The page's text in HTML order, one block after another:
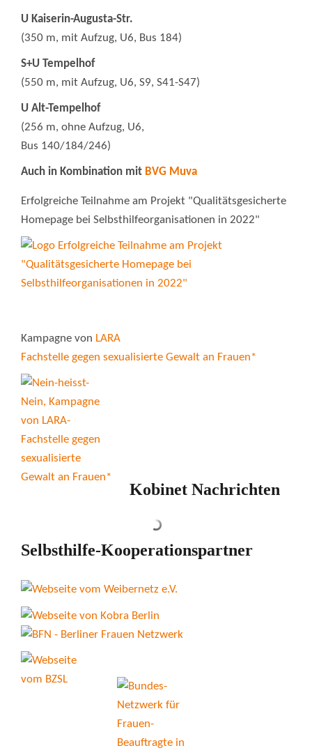
U Kaiserin-Augusta-Str.
(350 m, mit Aufzug, U6, Bus 184)
S+U Tempelhof
(550 m, mit Aufzug, U6, S9, S41-S47)
U Alt-Tempelhof
(256 m, ohne Aufzug, U6,
Bus 140/184/246)
Auch in Kombination mit BVG Muva
Erfolgreiche Teilnahme am Projekt "Qualitätsgesicherte
Homepage bei Selbsthilfeorganisationen in 2022"
Kampagne von LARA
Fachstelle gegen sexualisierte Gewalt an Frauen*
Kobinet Nachrichten
Selbsthilfe-Kooperationspartner